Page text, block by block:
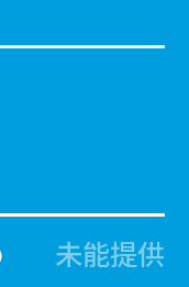
未能提供